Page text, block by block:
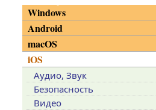
Windows
Android
macOS
iOS
Аудио, Звук
Безопасность
Видео